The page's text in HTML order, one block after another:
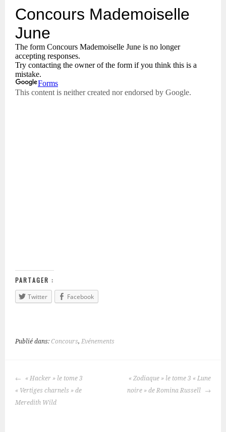
PARTAGER :
Twitter
Facebook
Publié dans:Concours, Evénements
NAVIGATION
DES
« Hacker » le tome 3
« Vertiges charnels » de
Meredith Wild
« Zodiaque » le tome 3 « Lune
noire » de Romina Russell